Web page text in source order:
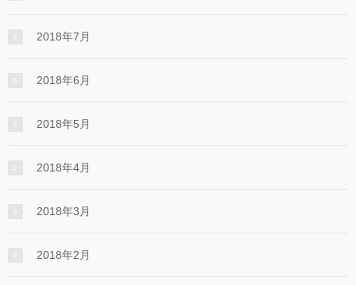
2018年7月
2018年6月
2018年5月
2018年4月
2018年3月
2018年2月